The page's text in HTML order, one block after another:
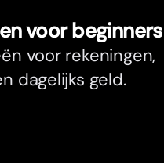
voor beginners
voor rekeningen,
dagelijks geld.